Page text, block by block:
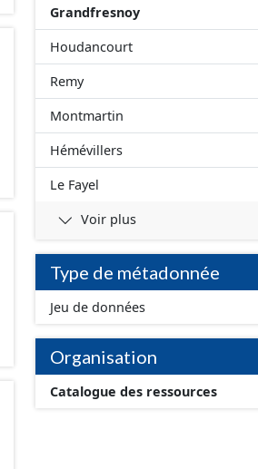
Grandfresnoy
Houdancourt
Remy
Montmartin
Hémévillers
Le Fayel
Voir plus
Type de métadonnée
Jeu de données
Organisation
Catalogue des ressources